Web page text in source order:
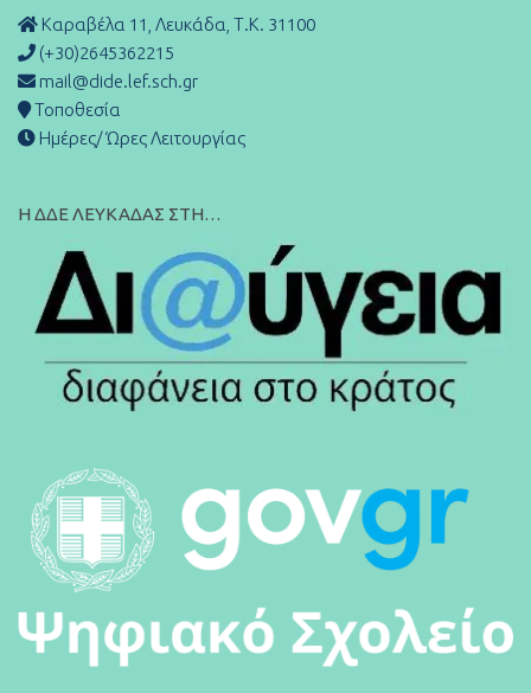
Καραβέλα 11, Λευκάδα, Τ.Κ. 31100
(+30)2645362215
mail@dide.lef.sch.gr
Τοποθεσία
Ημέρες/ Ώρες Λειτουργίας
Η ΔΔΕ ΛΕΥΚΑΔΑΣ ΣΤΗ…